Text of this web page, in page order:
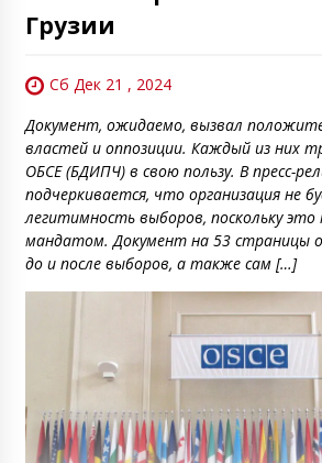
Грузии
Сб Дек 21 , 2024
Документ, ожидаемо, вызвал
властей и оппозиции. Каждый из них
ОБСЕ (БДИПЧ) в свою пользу. В пресс-
подчеркивается, что организация не
легитимность выборов, поскольку это
мандатом. Документ на 53 страницы
до и после выборов, а также сам […]